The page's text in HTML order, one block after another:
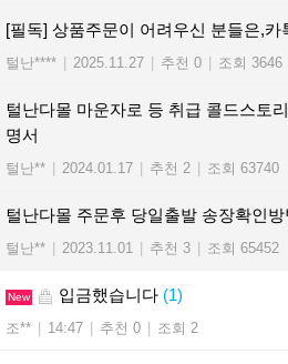
[필독] 상품주문이 어려우신 분들은,카
털난**** 2025.11.27 추천 0 조회 3646
털난다몰 마운자로 등 취급 콜드스토
명서
털난** 2024.01.17 추천 2 조회 63740
털난다몰 주문후 당일출발 송장확인
털난** 2023.11.01 추천 3 조회 65452
New 입금했습니다 (1)
조** 14:47 추천 0 조회 2